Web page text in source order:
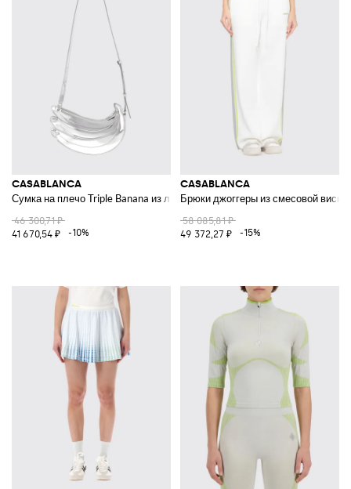
CASABLANCA
Сумка на плечо Triple Banana из лакированной кожи в форме
46 300,71 ₽
41 670,54 ₽
-10%
CASABLANCA
Брюки джоггеры из смесовой
58 085,81 ₽
49 372,27 ₽
-15%